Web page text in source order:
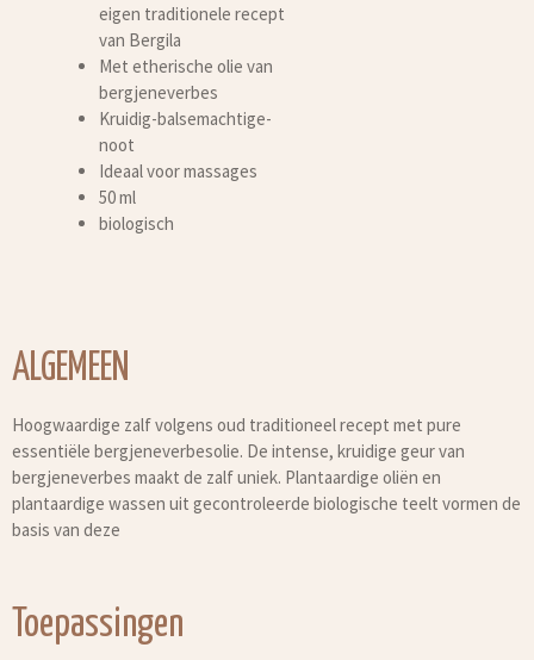
eigen traditionele recept
van Bergila
Met etherische olie van
bergjeneverbes
Kruidig-balsemachtige-
noot
Ideaal voor massages
50 ml
biologisch
ALGEMEEN
Hoogwaardige zalf volgens oud traditioneel recept met pure
essentiële bergjeneverbesolie. De intense, kruidige geur van
bergjeneverbes maakt de zalf uniek. Plantaardige oliën en
plantaardige wassen uit gecontroleerde biologische teelt vormen de
basis van deze
Toepassingen